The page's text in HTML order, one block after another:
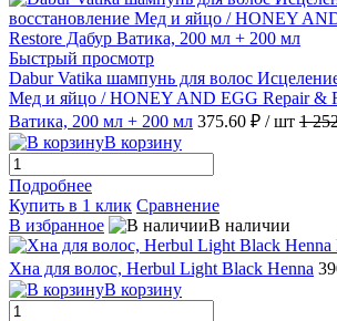
Быстрый просмотр
Dabur Vatika шампунь для волос
Мед и яйцо / HONEY AND EGG Repair &
Ватика, 200 мл + 200 мл 375.60 ₽ / шт 1
В корзину
Подробнее
Купить в 1 клик Сравнение
В избранное
В наличии
Хна для волос, Herbul Light Black Henna
В корзину